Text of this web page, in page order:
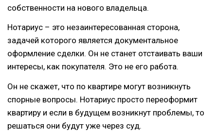
собственности на нового владельца.
Нотариус – это незаинтересованная сторона,
задачей которого является документальное
оформление сделки. Он не станет отстаивать ваши
интересы, как покупателя. Это не его работа.
Он не скажет, что по квартире могут возникнуть
спорные вопросы. Нотариус просто переоформит
квартиру и если в будущем возникнут проблемы, то
решаться они будут уже через суд.